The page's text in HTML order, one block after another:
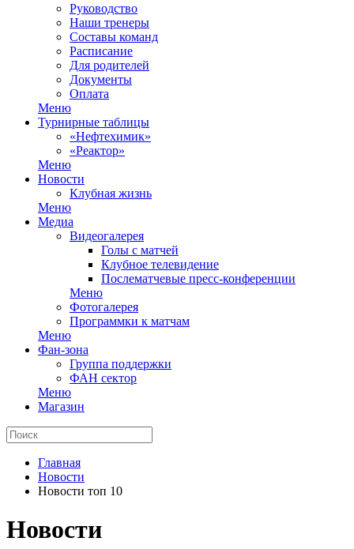
Руководство
Наши тренеры
Составы команд
Расписание
Для родителей
Документы
Оплата
Меню
Турнирные таблицы
«Нефтехимик»
«Реактор»
Меню
Новости
Клубная жизнь
Меню
Медиа
Видеогалерея
Голы с матчей
Клубное телевидение
Послематчевые пресс-конференции
Меню
Фотогалерея
Программки к матчам
Меню
Фан-зона
Группа поддержки
ФАН сектор
Меню
Магазин
Главная
Новости
Новости топ 10
Новости